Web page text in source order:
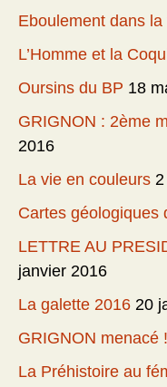
Eboulement dans
L’Homme et la
Oursins du BP 18
GRIGNON : 2ème
2016
La vie en couleurs
Cartes géologiques
LETTRE AU
janvier 2016
La galette 2016 20
GRIGNON menacé
La Préhistoire au